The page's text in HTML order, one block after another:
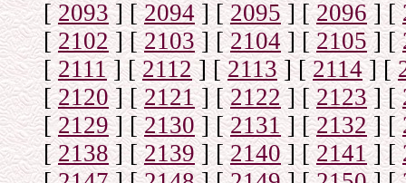
[2093] [2094] [2095] [2096] [
[2102] [2103] [2104] [2105] [
[2111] [2112] [2113] [2114] [
[2120] [2121] [2122] [2123] [
[2129] [2130] [2131] [2132] [
[2138] [2139] [2140] [2141] [